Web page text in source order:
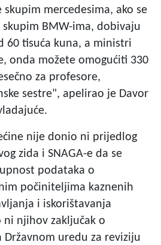
mercedesima, ako se
skupim BMW-ima, dobivaju
60 tisuća kuna, a ministri
onda možete omogućiti 330
za profesore,
sestre", apelirao je Davor
nije donio ni prijedlog
zida i SNAGA-e da se
podataka o
počiniteljima kaznenih
i iskorištavanja
njihov zaključak o
uredu za reviziju